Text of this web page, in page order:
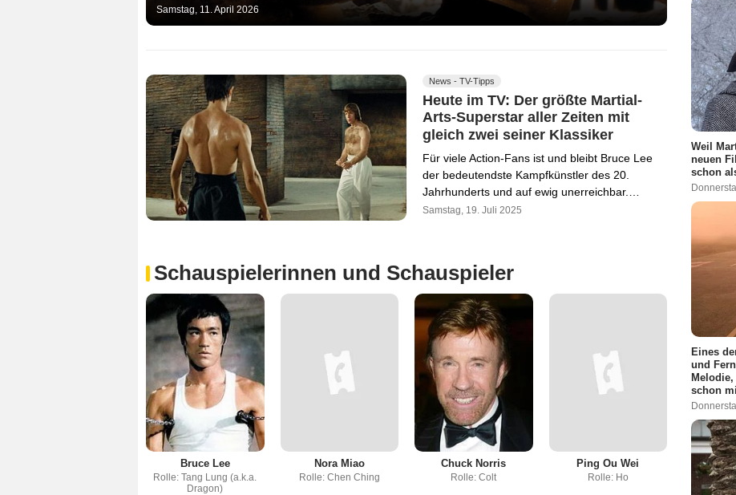
Samstag, 11. April 2026
News - TV-Tipps
Heute im TV: Der größte Martial-
Arts-Superstar aller Zeiten mit
gleich zwei seiner Klassiker
Für viele Action-Fans ist und bleibt Bruce Lee
der bedeutendste Kampfkünstler des 20.
Jahrhunderts und auf ewig unerreichbar.…
Samstag, 19. Juli 2025
Schauspielerinnen und Schauspieler
Bruce Lee
Rolle: Tang Lung (a.k.a.
Dragon)
Nora Miao
Rolle: Chen Ching
Chuck Norris
Rolle: Colt
Ping Ou Wei
Rolle: Ho
Weil
neuen
schon
Eines
und
schon